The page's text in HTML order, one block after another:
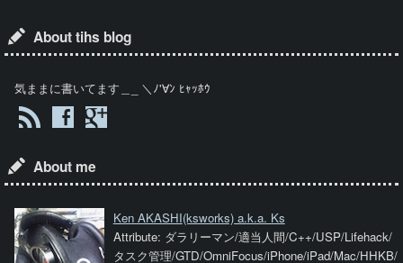
About tihs blog
気ままに書いてます＿_ ＼ﾉ'∀ﾝ ﾋｬｯﾎｳ
About me
Ken AKASHI(ksworks) a.k.a. Ks
Attribute: ダラリーマン/適当人間/C++/USP/Lifehack/
タスク管理/GTD/OmniFocus/iPhone/iPad/Mac/HHKB/